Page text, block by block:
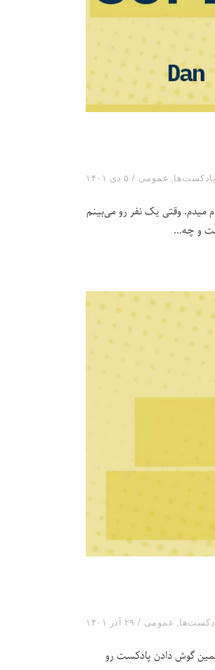
۵ دی ۱۴۰۱ پادکست‌ها, عمومی
وقتی یک نفر رو می‌بینم
و چه
۲۹ آذر ۱۴۰۱ , عمومی
گوش دادن پادکست رو